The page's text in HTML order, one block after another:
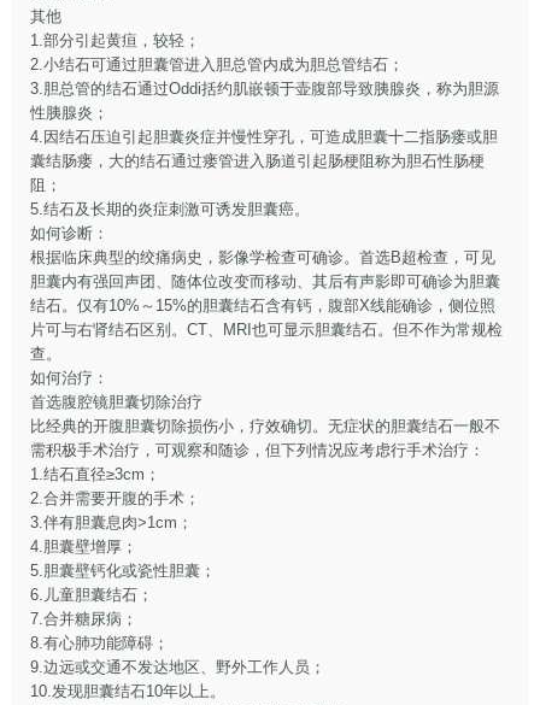
其他
1.部分引起黄疸，较轻；
2.小结石可通过胆囊管进入胆总管内成为胆总管结石；
3.胆总管的结石通过Oddi括约肌嵌顿于壶腹部导致胰腺炎，称为胆源
性胰腺炎；
4.因结石压迫引起胆囊炎症并慢性穿孔，可造成胆囊十二指肠瘘或胆
囊结肠瘘，大的结石通过瘘管进入肠道引起肠梗阻称为胆石性肠梗
阻；
5.结石及长期的炎症刺激可诱发胆囊癌。
如何诊断：
根据临床典型的绞痛病史，影像学检查可确诊。首选B超检查，可见
胆囊内有强回声团、随体位改变而移动、其后有声影即可确诊为胆囊
结石。仅有10%～15%的胆囊结石含有钙，腹部X线能确诊，侧位照
片可与右肾结石区别。CT、MRI也可显示胆囊结石。但不作为常规检
查。
如何治疗：
首选腹腔镜胆囊切除治疗
比经典的开腹胆囊切除损伤小，疗效确切。无症状的胆囊结石一般不
需积极手术治疗，可观察和随诊，但下列情况应考虑行手术治疗：
1.结石直径≥3cm；
2.合并需要开腹的手术；
3.伴有胆囊息肉>1cm；
4.胆囊壁增厚；
5.胆囊壁钙化或瓷性胆囊；
6.儿童胆囊结石；
7.合并糖尿病；
8.有心肺功能障碍；
9.边远或交通不发达地区、野外工作人员；
10.发现胆囊结石10年以上。